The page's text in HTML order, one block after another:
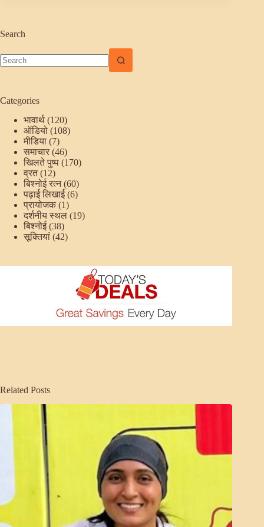
Search
Categories
भावार्थ (120)
ऑडियो (108)
मीडिया (7)
समाचार (46)
खिलते पुष्प (170)
व्रत(12)
बिश्नोई रत्न(60)
पढ़ाई लिखाई(6)
प्रायोजक (1)
दर्शनीय स्थल (19)
बिश्नोई(38)
सूक्तियां (42)
Related Posts